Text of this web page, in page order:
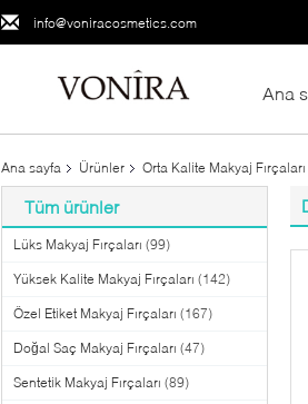
info@voniracosmetics.com
Ana
Ana sayfa Ürünler Orta Kalite Makyaj Fırçaları
Tüm ürünler
Lüks Makyaj Fırçaları (99)
Yüksek Kalite Makyaj Fırçaları (142)
Özel Etiket Makyaj Fırçaları (167)
Doğal Saç Makyaj Fırçaları (47)
Sentetik Makyaj Fırçaları (89)